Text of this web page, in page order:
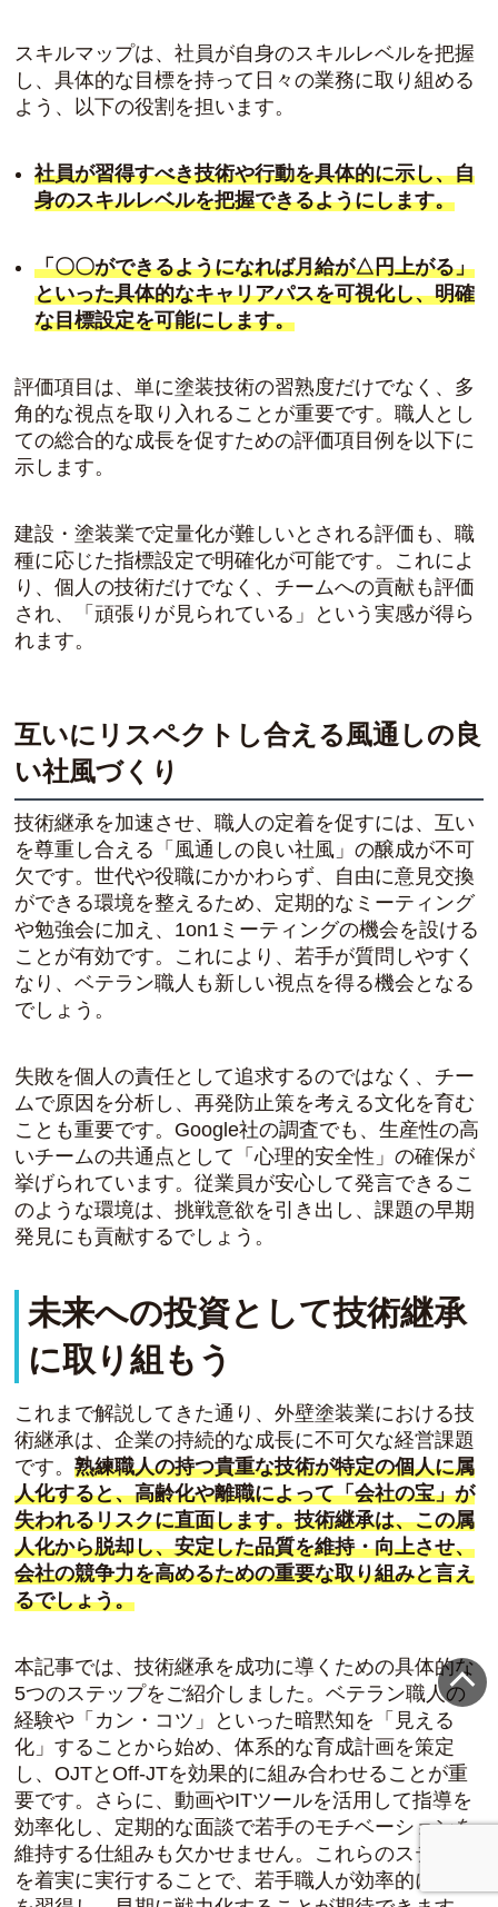
スキルマップは、社員が自身のスキルレベルを把握
し、具体的な目標を持って日々の業務に取り組める
よう、以下の役割を担います。
社員が習得すべき技術や行動を具体的に示し、自
身のスキルレベルを把握できるようにします。
「〇〇ができるようになれば月給が△円上がる」
といった具体的なキャリアパスを可視化し、明確
な目標設定を可能にします。
評価項目は、単に塗装技術の習熟度だけでなく、多
角的な視点を取り入れることが重要です。職人とし
ての総合的な成長を促すための評価項目例を以下に
示します。
建設・塗装業で定量化が難しいとされる評価も、職
種に応じた指標設定で明確化が可能です。これによ
り、個人の技術だけでなく、チームへの貢献も評価
され、「頑張りが見られている」という実感が得ら
れます。
互いにリスペクトし合える風通しの良
い社風づくり
技術継承を加速させ、職人の定着を促すには、互い
を尊重し合える「風通しの良い社風」の醸成が不可
欠です。世代や役職にかかわらず、自由に意見交換
ができる環境を整えるため、定期的なミーティング
や勉強会に加え、1on1ミーティングの機会を設ける
ことが有効です。これにより、若手が質問しやすく
なり、ベテラン職人も新しい視点を得る機会となる
でしょう。
失敗を個人の責任として追求するのではなく、チー
ムで原因を分析し、再発防止策を考える文化を育む
ことも重要です。Google社の調査でも、生産性の高
いチームの共通点として「心理的安全性」の確保が
挙げられています。従業員が安心して発言できるこ
のような環境は、挑戦意欲を引き出し、課題の早期
発見にも貢献するでしょう。
未来への投資として技術継承
に取り組もう
これまで解説してきた通り、外壁塗装業における技
術継承は、企業の持続的な成長に不可欠な経営課題
です。熟練職人の持つ貴重な技術が特定の個人に属
人化すると、高齢化や離職によって「会社の宝」が
失われるリスクに直面します。技術継承は、この属
人化から脱却し、安定した品質を維持・向上させ、
会社の競争力を高めるための重要な取り組みと言え
るでしょう。
本記事では、技術継承を成功に導くための具体的な
5つのステップをご紹介しました。ベテラン職人の
経験や「カン・コツ」といった暗黙知を「見える
化」することから始め、体系的な育成計画を策定
し、OJTとOff-JTを効果的に組み合わせることが重
要です。さらに、動画やITツールを活用して指導を
効率化し、定期的な面談で若手のモチベーションを
維持する仕組みも欠かせません。これらのステップ
を着実に実行することで、若手職人が効率的に技術